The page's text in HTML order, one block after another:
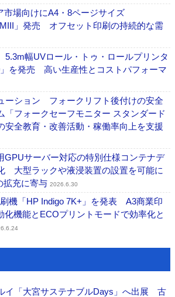
場向けにA4・8ページサイズ
」発売 オフセット印刷の持続的な需
幅UVロール・トゥ・ロールプリンタ
を発売 高い生産性とコストパフォーマ
ーション フォークリフト後付けの安全
「フォークセーフモニター スタンダード
全教育・改善活動・稼働率向上を支援
サーバー対応の特別仕様コンテナデ
大型ラックや液浸装置の設置を可能に
拡充に寄与 2026.6.30
機「HP Indigo 7K+」を発表 A3商業印
化機能とECOプリントモードで効率化と
イ「大宮サステナブルDays」へ出展 古